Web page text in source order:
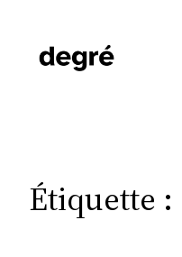
contenu
Étiquette :